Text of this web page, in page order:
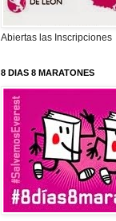
Abiertas las Inscripciones
8 DIAS 8 MARATONES